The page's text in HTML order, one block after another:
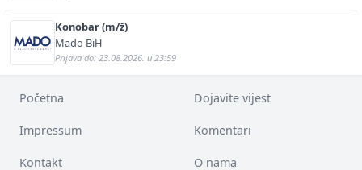
Konobar (m/ž)
Mado BiH
Prijava do: 23.08.2026. u 23:59
Početna Dojavite vijest
Impressum Komentari
Kontakt O nama